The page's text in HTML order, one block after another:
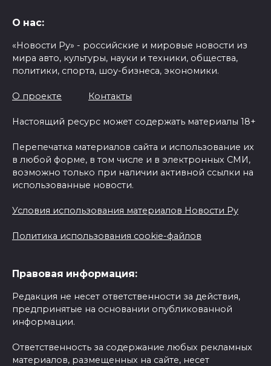
О нас:
«Новости Ру» - российские и мировые новости из
мира авто, культуры, науки и техники, общества,
политики, спорта, шоу-бизнеса, экономики.
О проекте Контакты
Настоящий ресурс может содержать материалы 18+
Перепечатка материалов сайта и использование их
в любой форме, в том числе и в электронных СМИ,
возможно только при наличии активной ссылки на
использованные новости.
Условия использования материалов Новости Ру
Политика использования cookie-файлов
Правовая информация:
Редакция не несет ответственности за действия,
предпринятые на основании опубликованной
информации.
Ответственность за содержание любых рекламных
материалов, размещенных на сайте, несет